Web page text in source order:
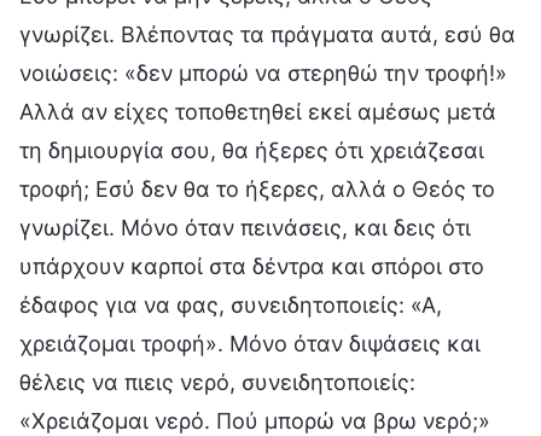
γνωρίζει. Βλέποντας τα πράγματα αυτά, εσύ θα
νοιώσεις: «δεν μπορώ να στερηθώ την τροφή!»
Αλλά αν είχες τοποθετηθεί εκεί αμέσως μετά
τη δημιουργία σου, θα ήξερες ότι χρειάζεσαι
τροφή; Εσύ δεν θα το ήξερες, αλλά ο Θεός το
γνωρίζει. Μόνο όταν πεινάσεις, και δεις ότι
υπάρχουν καρποί στα δέντρα και σπόροι στο
έδαφος για να φας, συνειδητοποιείς: «Α,
χρειάζομαι τροφή». Μόνο όταν διψάσεις και
θέλεις να πιεις νερό, συνειδητοποιείς:
«Χρειάζομαι νερό. Πού μπορώ να βρω νερό;»